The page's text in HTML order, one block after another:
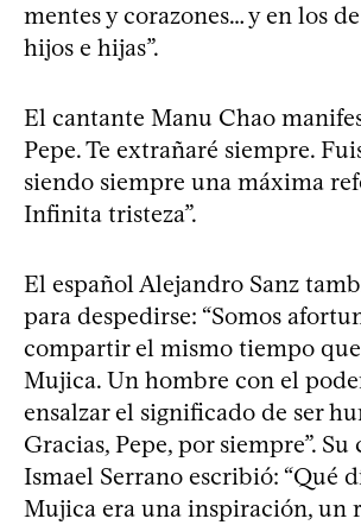
mentes y corazones… y en los
hijos e hijas”.
El cantante Manu Chao
Pepe. Te extrañaré siempre.
siendo siempre una máxima
Infinita tristeza”.
El español Alejandro Sanz
para despedirse: “Somos
compartir el mismo tiempo que
Mujica. Un hombre con el
ensalzar el significado de ser
Gracias, Pepe, por siempre”.
Ismael Serrano escribió: “Qué
Mujica era una inspiración, un